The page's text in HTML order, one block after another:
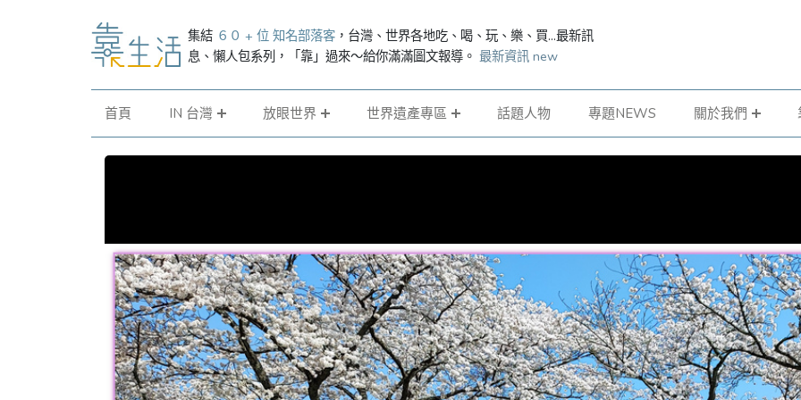
集結 ６０ + 位 知名部落客 ，台灣、世界各地吃、喝、玩、樂、買...最新訊
息、懶人包系列，「靠」過來～給你滿滿圖文報導。 最新資訊 new
首頁 IN 台灣 放眼世界 世界遺產專區 話題人物 專題NEWS 關於我們